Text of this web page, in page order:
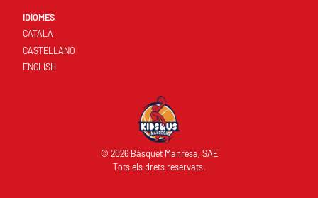
IDIOMES
CATALÀ
CASTELLANO
ENGLISH
© 2026 Bàsquet Manresa, SAE
Tots els drets reservats.